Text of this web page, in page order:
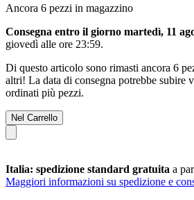
Ancora 6 pezzi in magazzino
Consegna entro il giorno martedì, 11
giovedì alle ore 23:59.
Di questo articolo sono rimasti ancora 6
altri! La data di consegna potrebbe subire
ordinati più pezzi.
Nel Carrello
Italia: spedizione standard gratuita a
Maggiori informazioni su spedizione e